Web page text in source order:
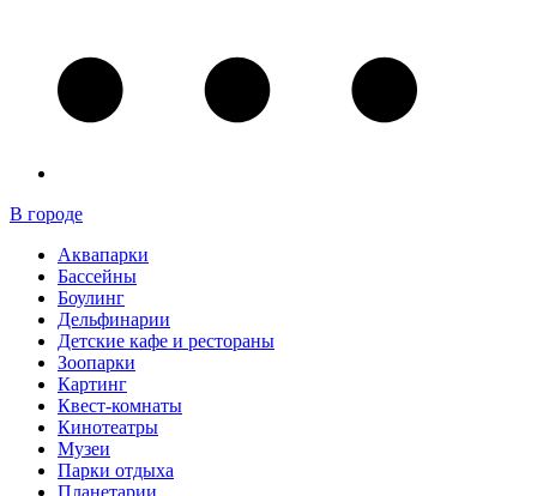
В городе
Аквапарки
Бассейны
Боулинг
Дельфинарии
Детские кафе и рестораны
Зоопарки
Картинг
Квест-комнаты
Кинотеатры
Музеи
Парки отдыха
Планетарии